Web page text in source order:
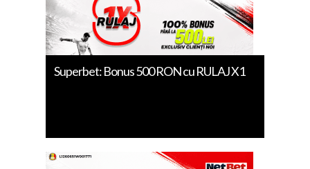
Superbet: Bonus 500 RON cu RULAJ X1